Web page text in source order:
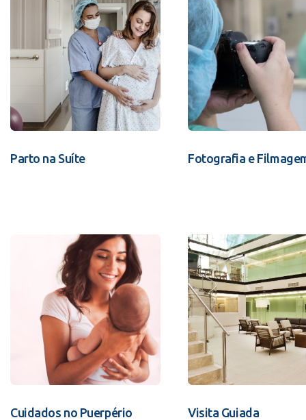
Parto na Suíte Fotografia e
Cuidados no Puerpério Visita Guiada